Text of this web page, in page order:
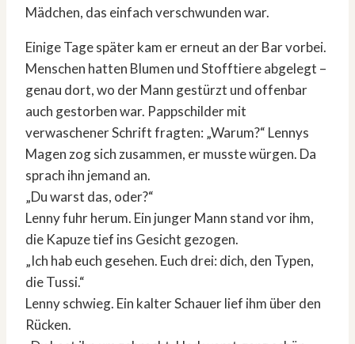
Mädchen, das einfach verschwunden war.
Einige Tage später kam er erneut an der Bar vorbei.
Menschen hatten Blumen und Stofftiere abgelegt –
genau dort, wo der Mann gestürzt und offenbar
auch gestorben war. Pappschilder mit
verwaschener Schrift fragten: „Warum?“ Lennys
Magen zog sich zusammen, er musste würgen. Da
sprach ihn jemand an.
„Du warst das, oder?“
Lenny fuhr herum. Ein junger Mann stand vor ihm,
die Kapuze tief ins Gesicht gezogen.
„Ich hab euch gesehen. Euch drei: dich, den Typen,
die Tussi.“
Lenny schwieg. Ein kalter Schauer lief ihm über den
Rücken.